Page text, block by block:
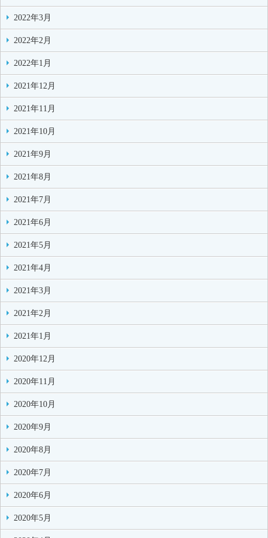
2022年3月
2022年2月
2022年1月
2021年12月
2021年11月
2021年10月
2021年9月
2021年8月
2021年7月
2021年6月
2021年5月
2021年4月
2021年3月
2021年2月
2021年1月
2020年12月
2020年11月
2020年10月
2020年9月
2020年8月
2020年7月
2020年6月
2020年5月